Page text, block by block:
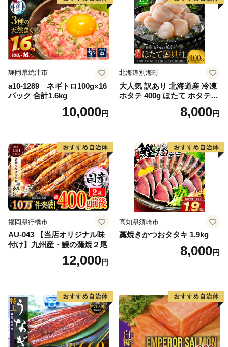
静岡県焼津市
a10-1289 ネギトロ100g×16
パック 合計1.6kg
10,000円
北海道別海町
大人気 訳あり 北海道産 冷凍
ホタテ 400g ほたて ホタテ
8,000円
福岡県行橋市
AU-043 【当店オリジナル味
付け】九州産・鰻の蒲焼２尾
12,000円
高知県須崎市
藁焼きかつおタタキ 1.9kg
8,000円